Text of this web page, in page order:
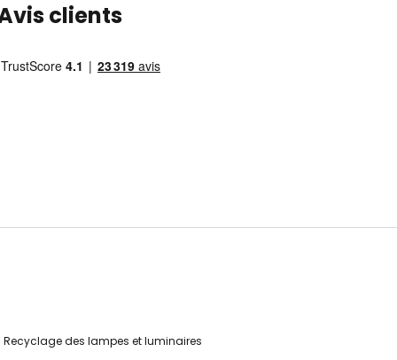
clients
Recyclage des lampes et luminaires